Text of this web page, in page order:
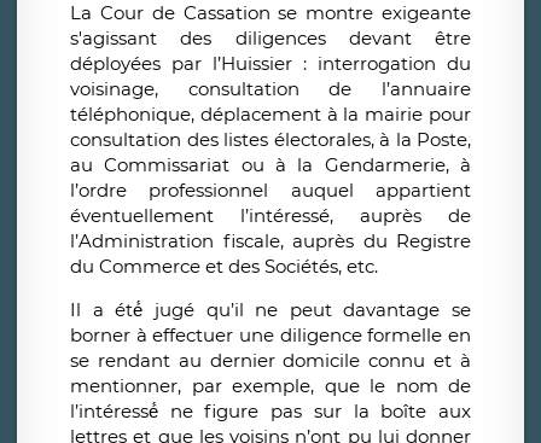
La Cour de Cassation se montre exigeante
s'agissant des diligences devant être
déployées par l’Huissier : interrogation du
voisinage, consultation de l’annuaire
téléphonique, déplacement à la mairie pour
consultation des listes électorales, à la Poste,
au Commissariat ou à la Gendarmerie, à
l’ordre professionnel auquel appartient
éventuellement l’intéressé, auprès de
l’Administration fiscale, auprès du Registre
du Commerce et des Sociétés, etc.
Il a été́ jugé qu’il ne peut davantage se
borner à effectuer une diligence formelle en
se rendant au dernier domicile connu et à
mentionner, par exemple, que le nom de
l’intéressé́ ne figure pas sur la boîte aux
lettres et que les voisins n’ont pu lui donner